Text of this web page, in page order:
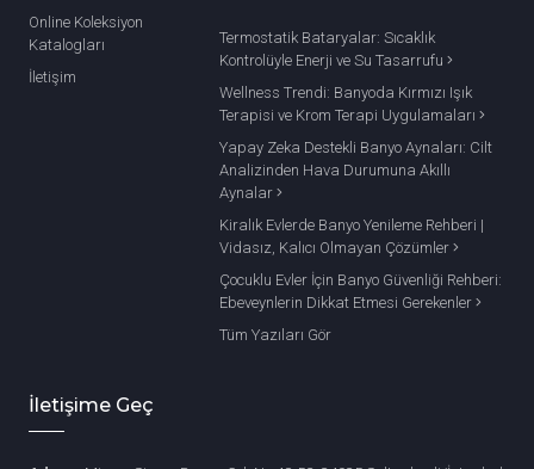
Online Koleksiyon
Katalogları
İletişim
Termostatik Bataryalar: Sıcaklık
Kontrolüyle Enerji ve Su Tasarrufu
Wellness Trendi: Banyoda Kırmızı Işık
Terapisi ve Krom Terapi Uygulamaları
Yapay Zeka Destekli Banyo Aynaları: Cilt
Analizinden Hava Durumuna Akıllı
Aynalar
Kiralık Evlerde Banyo Yenileme Rehberi |
Vidasız, Kalıcı Olmayan Çözümler
Çocuklu Evler İçin Banyo Güvenliği Rehberi:
Ebeveynlerin Dikkat Etmesi Gerekenler
Tüm Yazıları Gör
İletişime Geç